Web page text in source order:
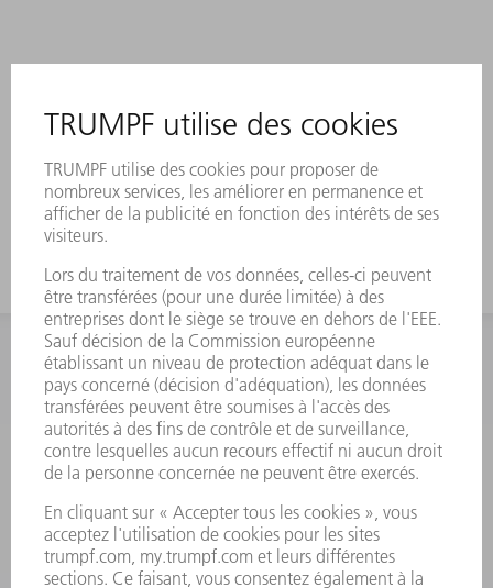
INFORMATION
Foire aux questions
Termes et conditions
CONTACT
01 48 17 37 73
Lun - Jeu 08:00h - 16:30h
Ven 08:00h - 12:30h
outillages@fr.TRUMPF.com